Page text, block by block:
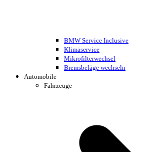
BMW Service Inclusive
Klimaservice
Mikrofilterwechsel
Bremsbeläge wechseln
Automobile
Fahrzeuge